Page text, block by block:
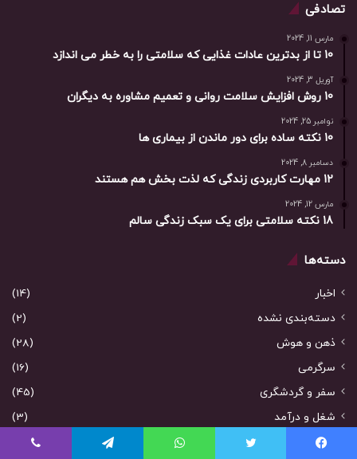
تصادفی
مارس 11, 2024
10 تا از بدترین عادات غذایی که سلامتی را به خطر می اندازد
آوریل 3, 2024
10 روش افزایش سلامت روانی و تعمیم مشاوره به دیگران
نوامبر 25, 2024
10 نکته ساده برای دور ماندن از بیماری ها
دسامبر 8, 2024
12 مهارت کاربردی زندگی که لذت بخش هم هستند
مارس 12, 2024
18 نکته سلامتی برای یک سبک زندگی سالم
دسته‌ها
اخبار
(14)
دسته‌بندی نشده
(2)
ذهن و هوش
(28)
سرگرمی
(16)
سفر و گردشگری
(45)
شغل و درآمد
(3)
کاریزما و جذابیت